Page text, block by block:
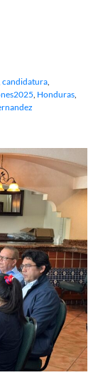
candidatura,
, Honduras,